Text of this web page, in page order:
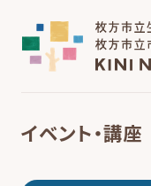
イベント・講座